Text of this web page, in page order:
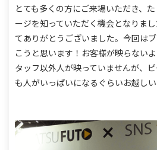
とても多くの方にご来場いただき、
ージを知っていただく機会となりまし
てありがとうございました。 今回は
こうと思います！ お客様が映らない
タッフ以外人が映っていませんが、
も人がいっぱいになるぐらいお越しい